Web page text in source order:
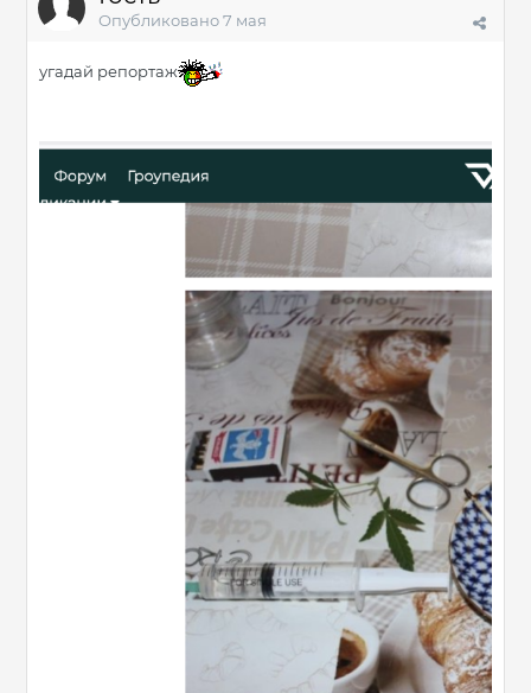
Опубликовано7 мая
угадай репортаж